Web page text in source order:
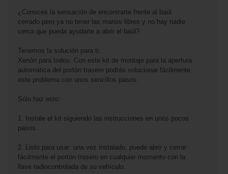
¿Conoces la sensación de encontrarte frente al baúl
cerrado pero ya no tener las manos libres y no hay nadie
cerca que pueda ayudarte a abrir el baúl?
Tenemos la solución para ti.
Xenón para todos. Con este kit de montaje para la apertura
automática del portón trasero podrás solucionar fácilmente
este problema con unos sencillos pasos.
Sólo haz esto:
1. Instale el kit siguiendo las instrucciones en unos pocos
pasos.
2. Listo para usar: una vez instalado, puede abrir y cerrar
fácilmente el portón trasero en cualquier momento con la
llave radiocontrolada de su vehículo.